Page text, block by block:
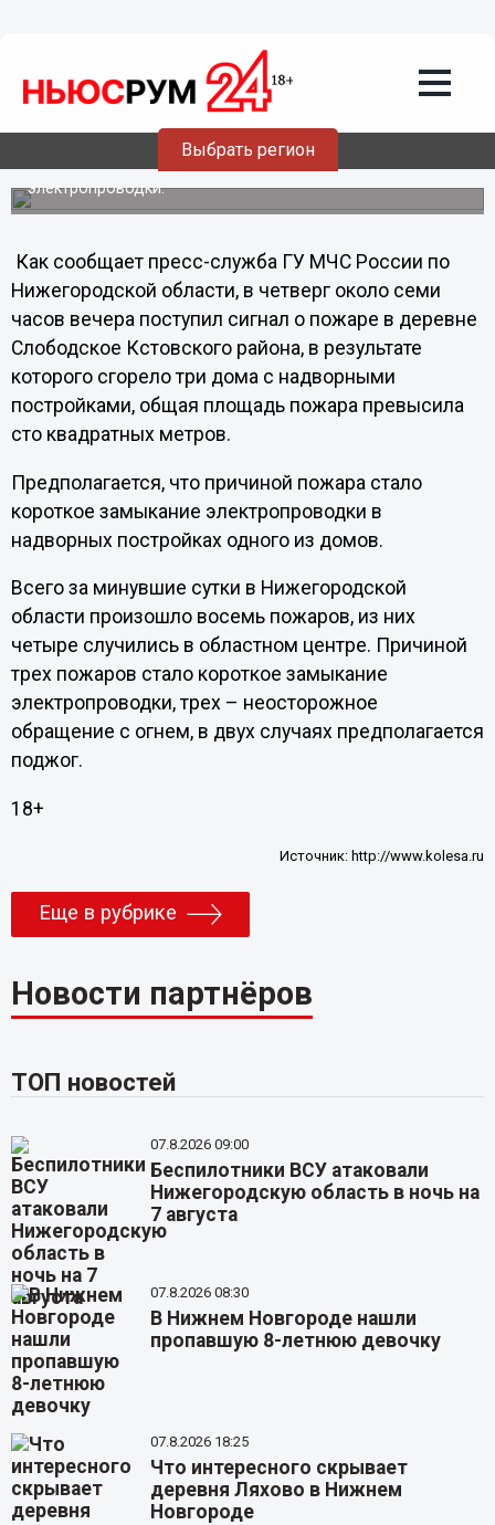
Выбрать регион
06.07.201219:06
В Кстовском районе сгорели три дома
Пожар произошел из-за неисправности
электропроводки.
Как сообщает пресс-служба ГУ МЧС России по
Нижегородской области, в четверг около семи
часов вечера поступил сигнал о пожаре в деревне
Слободское Кстовского района, в результате
которого сгорело три дома с надворными
постройками, общая площадь пожара превысила
сто квадратных метров.
Предполагается, что причиной пожара стало
короткое замыкание электропроводки в
надворных постройках одного из домов.
Всего за минувшие сутки в Нижегородской
области произошло восемь пожаров, из них
четыре случились в областном центре. Причиной
трех пожаров стало короткое замыкание
электропроводки, трех – неосторожное
обращение с огнем, в двух случаях предполагается
поджог.
18+
Источник: http://www.kolesa.ru
Еще в рубрике
Новости партнёров
ТОП новостей
07.8.2026 09:00
Беспилотники ВСУ атаковали
Нижегородскую область в ночь на
7 августа
07.8.2026 08:30
В Нижнем Новгороде нашли
пропавшую 8-летнюю девочку
07.8.2026 18:25
Что интересного скрывает
деревня Ляхово в Нижнем
Новгороде